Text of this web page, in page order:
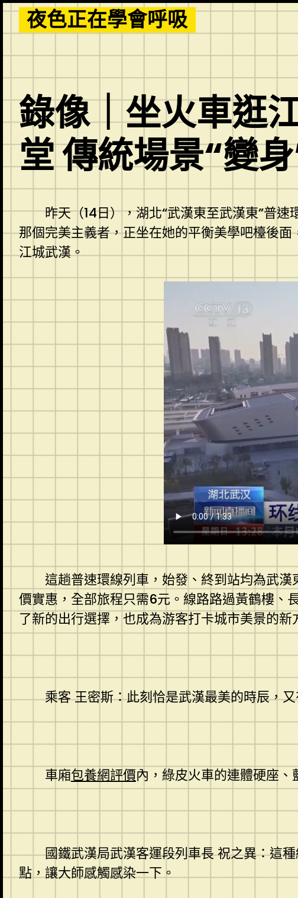
Skip
to
content
夜色正在學會呼吸
錄像｜坐火車逛
堂 傳統場景“變
昨天（14日），湖北“武漢東至武漢東”普
那個完美主義者，正坐在她的平衡美學吧檯後
江城武漢。
這趟普速環線列車，始發、終到站均為武
價實惠，全部旅程只需6元。線路路過黃鶴樓、
了新的出行選擇，也成為游客打卡城市美景的新
乘客 王密斯：此刻恰是武漢最美的時辰，
車廂包養網評價內，綠皮火車的連體硬座、
國鐵武漢局武漢客運段列車長 祝之異：這
點，讓大師感觸感染一下。